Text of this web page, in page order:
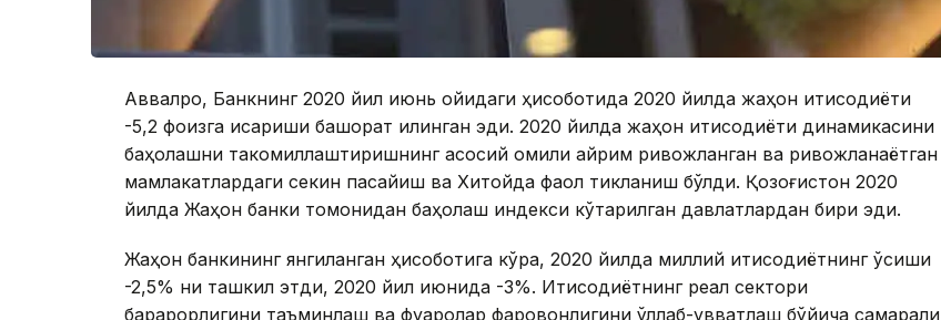
Аввалроқ, Банкнинг 2020 йил июнь ойидаги ҳисоботида 2020 йилда жаҳон иқтисодиёти
-5,2 фоизга қисқариши башорат қилинган эди. 2020 йилда жаҳон иқтисодиёти динамикасини
баҳолашни такомиллаштиришнинг асосий омили айрим ривожланган ва ривожланаётган
мамлакатлардаги секин пасайиш ва Хитойда фаол тикланиш бўлди. Қозоғистон 2020
йилда Жаҳон банки томонидан баҳолаш индекси кўтарилган давлатлардан бири эди.
Жаҳон банкининг янгиланган ҳисоботига кўра, 2020 йилда миллий иқтисодиётнинг ўсиши
-2,5% ни ташкил этди, 2020 йил июнида -3%. Иқтисодиётнинг реал сектори
барқарорлигини таъминлаш ва фуқаролар фаровонлигини қўллаб-қувватлаш бўйича самарали